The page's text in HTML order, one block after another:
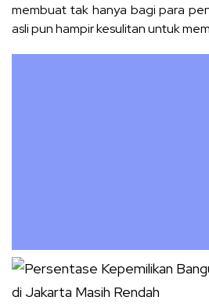
membuat tak hanya bagi para
asli pun hampir kesulitan untuk